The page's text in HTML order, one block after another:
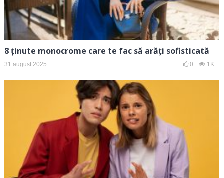
8 ținute monocrome care te fac să arăți sofisticată
31 august 2025 0 1K